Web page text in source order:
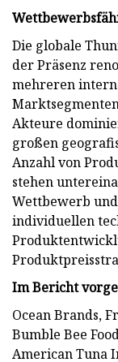
Die globale
der Präsenz
mehreren
Akteure
großen
Anzahl von
stehen
Wettbewerb
individuellen
Im Bericht
Ocean Brands,
Bumble Bee
American Tuna